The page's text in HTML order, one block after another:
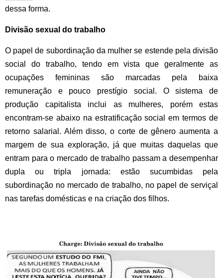
dessa forma.
Divisão sexual do trabalho
O papel de subordinação da mulher se estende pela divisão
social do trabalho, tendo em vista que geralmente as
ocupações femininas são marcadas pela baixa
remuneração e pouco prestígio social. O sistema de
produção capitalista inclui as mulheres, porém estas
encontram-se abaixo na estratificação social em termos de
retorno salarial. Além disso, o corte de gênero aumenta a
margem de sua exploração, já que muitas daquelas que
entram para o mercado de trabalho passam a desempenhar
dupla ou tripla jornada: estão sucumbidas pela
subordinação no mercado de trabalho, no papel de serviçal
nas tarefas domésticas e na criação dos filhos.